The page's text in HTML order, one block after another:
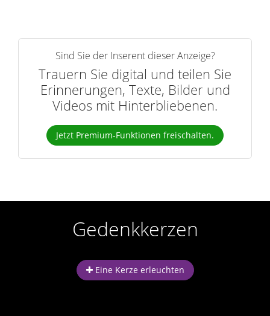
Sind Sie der Inserent dieser Anzeige?
Trauern Sie digital und teilen Sie
Erinnerungen, Texte, Bilder und
Videos mit Hinterbliebenen.
Jetzt Premium-Funktionen freischalten.
Gedenkkerzen
Eine Kerze erleuchten